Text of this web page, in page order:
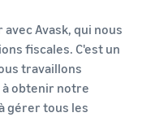
Avask, qui nous
fiscales. C'est un
travaillons
à obtenir notre
gérer tous les